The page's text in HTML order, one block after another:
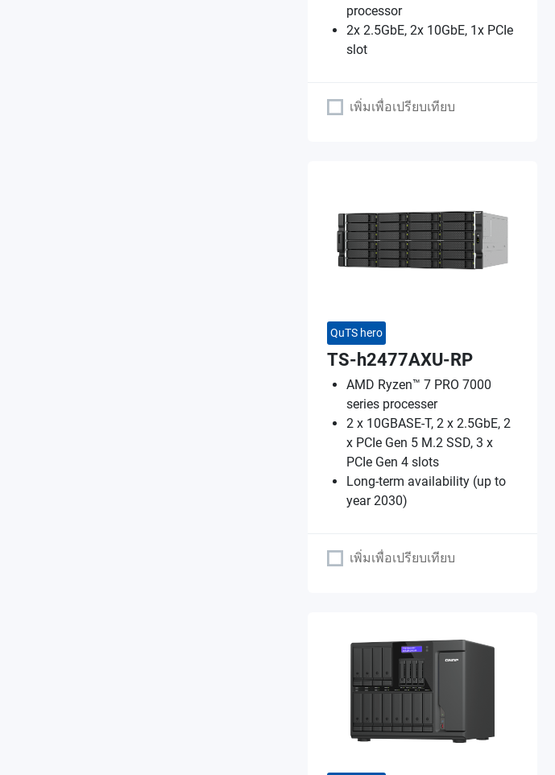
processor
2x 2.5GbE, 2x 10GbE, 1x PCIe
slot
เพิ่มเพื่อเปรียบเทียบ
QuTS hero
TS-h2477AXU-RP
AMD Ryzen™ 7 PRO 7000
series processer
2 x 10GBASE-T, 2 x 2.5GbE, 2
x PCIe Gen 5 M.2 SSD, 3 x
PCIe Gen 4 slots
Long-term availability (up to
year 2030)
เพิ่มเพื่อเปรียบเทียบ